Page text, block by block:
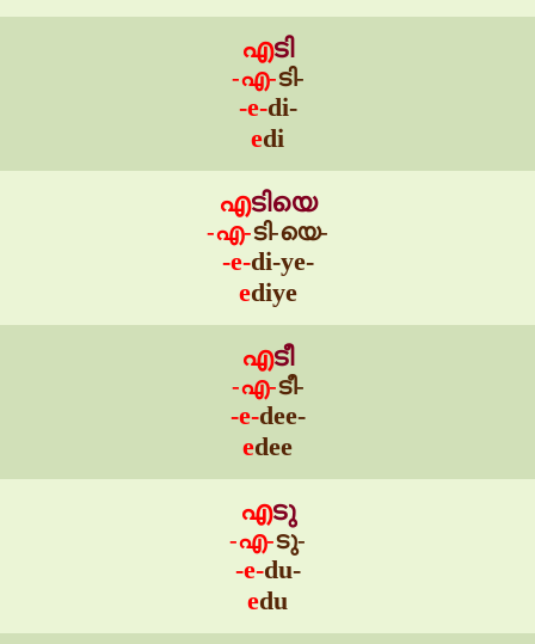
എടി
-എ-ടി-
-e-di-
edi
എടിയെ
-എ-ടി-യെ-
-e-di-ye-
ediye
എടീ
-എ-ടീ-
-e-dee-
edee
എടു
-എ-ടു-
-e-du-
edu